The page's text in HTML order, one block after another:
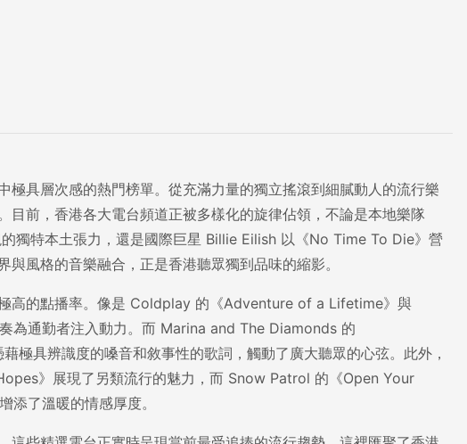
具層次感的熱門榜單。從充滿力量的獨立搖滾到細膩動人的流行樂
前，香港各大電台頻道正被多樣化的旋律佔領，不論是本地樂隊
獨特本土張力，還是國際巨星 Billie Eilish 以《No Time To Die》營
風格的音樂融合，正是香港聽眾獨到品味的縮影。
高的點播率。像是 Coldplay 的《Adventure of a Lifetime》與
通勤者注入動力。而 Marina and The Diamonds 的
極具辨識度的嗓音和敘事性的歌詞，觸動了廣大聽眾的心弦。此外，
》展現了另類流行的魅力，而 Snow Patrol 的《Open Your
了溫暖的情感厚度。